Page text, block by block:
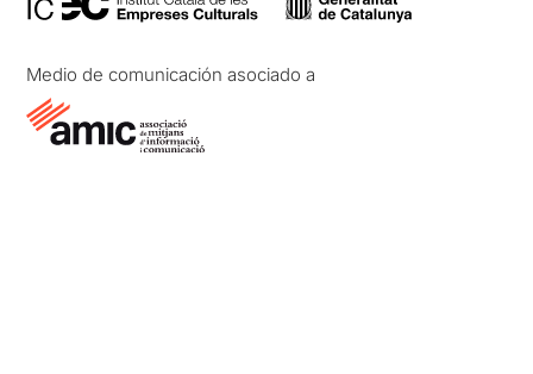
Medio de comunicación asociado a